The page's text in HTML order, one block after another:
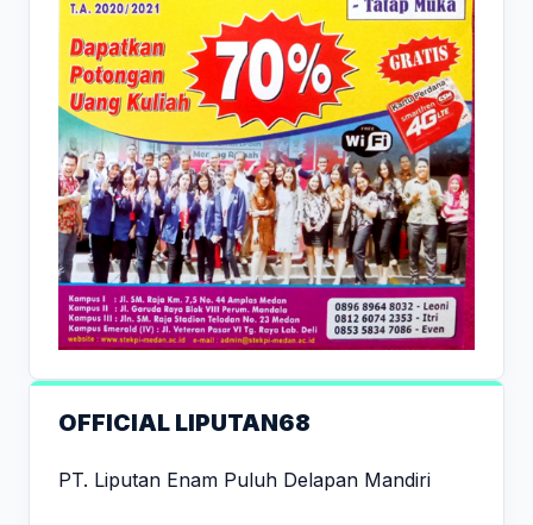
OFFICIAL LIPUTAN68
PT. Liputan Enam Puluh Delapan Mandiri